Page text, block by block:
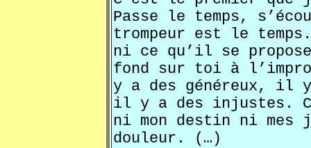
Passe le temps,
trompeur est le
ni ce qu’il se propose
fond sur toi à
y a des généreux, il
il y a des injustes.
ni mon destin ni
douleur. (…)